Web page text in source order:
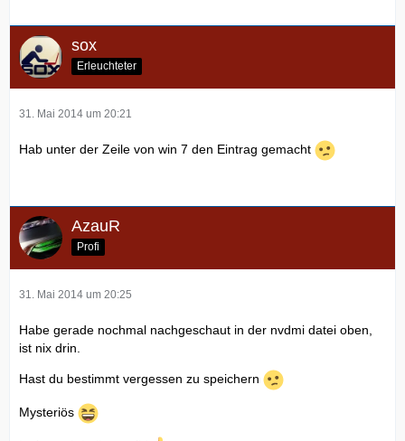
sox
Erleuchteter
31. Mai 2014 um 20:21
Hab unter der Zeile von win 7 den Eintrag gemacht
AzauR
Profi
31. Mai 2014 um 20:25
Habe gerade nochmal nachgeschaut in der nvdmi datei oben,
ist nix drin.
Hast du bestimmt vergessen zu speichern
Mysteriös